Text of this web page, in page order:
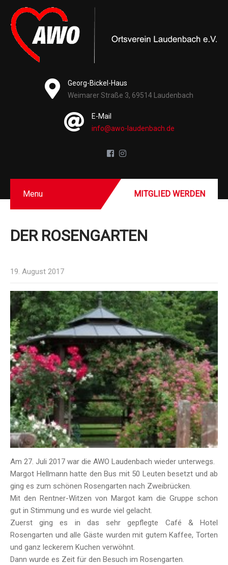
Georg-Bickel-Haus
Weimarer Straße 3, 69514 Laudenbach
E-Mail
info@awo-laudenbach.de
Menu MITGLIED WERDEN
DER ROSENGARTEN
19. August 2017
Am 27. Juli 2017 war die AWO Laudenbach wieder unterwegs.
Margot Hellmann hatte den Bus mit 50 Leuten besetzt und ab
ging es zum schönen Rosengarten nach Zweibrücken.
Mit den Rentner-Witzen von Margot kam die Gruppe schon
gut in Stimmung und es wurde viel gelacht.
Zuerst ging es in das sehr gepflegte Café & Hotel
Rosengarten und alle Gäste wurden mit gutem Kaffee, Torten
und ganz leckerem Kuchen verwöhnt.
Dann wurde es Zeit für den Besuch im Rosengarten.